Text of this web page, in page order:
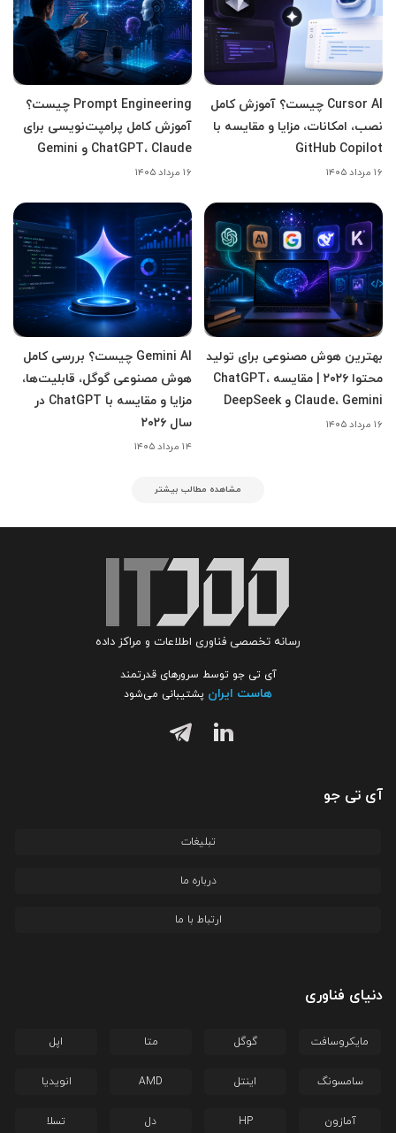
Cursor AI چیست؟ آموزش کامل
نصب، امکانات، مزایا و مقایسه با
GitHub Copilot
۱۶ مرداد ۱۴۰۵
Prompt Engineering چیست؟
آموزش کامل پرامپت‌نویسی برای
ChatGPT، Claude و Gemini
۱۶ مرداد ۱۴۰۵
بهترین هوش مصنوعی برای تولید
محتوا ۲۰۲۶ | مقایسه ChatGPT،
Claude، Gemini و DeepSeek
۱۶ مرداد ۱۴۰۵
Gemini AI چیست؟ بررسی کامل
هوش مصنوعی گوگل، قابلیت‌ها،
مزایا و مقایسه با ChatGPT در
سال ۲۰۲۶
۱۴ مرداد ۱۴۰۵
مشاهده مطالب بیشتر
رسانه تخصصی فناوری اطلاعات و مراکز داده
آی تی جو توسط سرورهای قدرتمند
هاست ایران پشتیبانی می‌شود
آی تی جو
تبلیغات
درباره ما
ارتباط با ما
دنیای فناوری
مایکروسافت گوگل متا اپل
سامسونگ اینتل AMD انویدیا
آمازون HP دل تسلا